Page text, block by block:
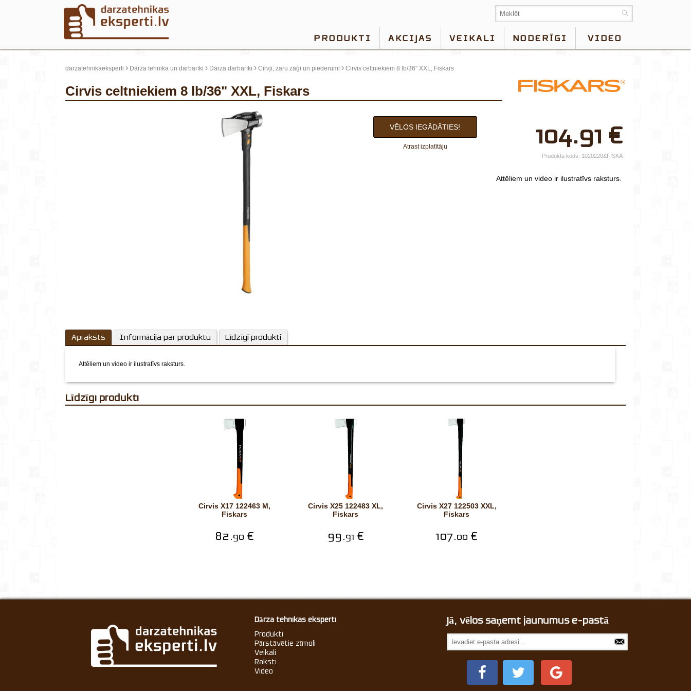
PRODUKTI AKCIJAS VEIKALI NODERĪGI VIDEO
darzatehnikaeksperti › Dārza tehnika un darbarīki › Dārza darbarīki › Cirvji, zaru zāģi un piederumi › Cirvis celtniekiem 8 lb/36" XXL, Fiskars
Cirvis celtniekiem 8 lb/36" XXL, Fiskars
Jūsu vārds*
104.91 €
VĒLOS IEGĀDĀTIES!
Atrast izplatītāju
Produkta kods: 1020220&FISKA
Attēliem un video ir ilustratīvs raksturs.
Apraksts Informācija par produktu Līdzīgi produkti
Attēliem un video ir ilustratīvs raksturs.
Līdzīgi produkti
Cirvis X17 122463 M,
Fiskars
82.90 €
Cirvis X25 122483 XL,
Fiskars
99.91 €
Cirvis X27 122503 XXL,
Fiskars
107.00 €
Dārza tehnikas eksperti
Produkti
Pārstāvētie zīmoli
Veikali
Raksti
Video
Jā, vēlos saņemt jaunumus e-pastā